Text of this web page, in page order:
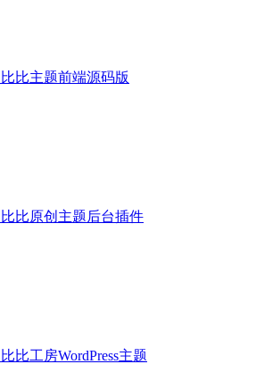
比比主题前端源码版
比比原创主题后台插件
比比工房WordPress主题